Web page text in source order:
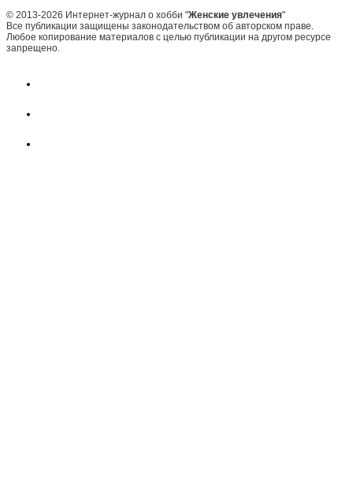
© 2013-2026 Интернет-журнал о хобби "Женские увлечения"
Все публикации защищены законодательством об авторском праве.
Любое копирование материалов с целью публикации на другом ресурсе
запрещено.